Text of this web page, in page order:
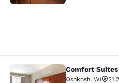
Comfort Suites
Comfort Suites
Oshkosh, WI